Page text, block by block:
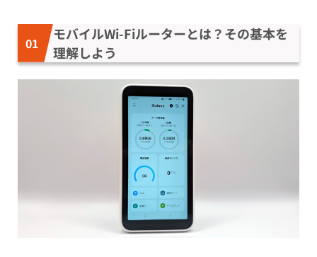
モバイルWi-Fiルーターとは？その基本を
理解しよう